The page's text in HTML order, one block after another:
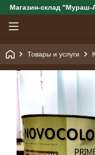
Магазин-склад "Мураш-
Товары и услуги